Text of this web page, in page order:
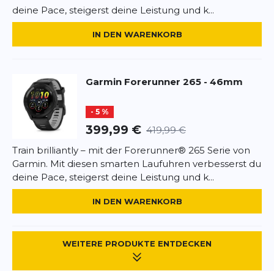
BEWERTUNG HINZUFÜGEN
deine Pace, steigerst deine Leistung und k...
IN DEN WARENKORB
Garmin Forerunner 265 - 46mm
- 5 %
399,99 € 419,99 €
Train brilliantly – mit der Forerunner® 265 Serie von
Garmin. Mit diesen smarten Laufuhren verbesserst du
deine Pace, steigerst deine Leistung und k...
IN DEN WARENKORB
WEITERE PRODUKTE ENTDECKEN